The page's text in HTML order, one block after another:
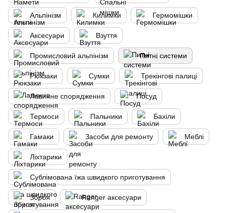
Альпінізм Килимки Гермомішки
Аксесуари Взуття
Промисловий альпінізм Питні системи
Рюкзаки Сумки Трекінгові палиці
Лавинне спорядження Посуд
Термоси Пальники Бахіли
Гамаки Засоби для ремонту Меблі
Ліхтарики
Сублімована їжа швидкого приготування
Зброя Ranger аксесуари